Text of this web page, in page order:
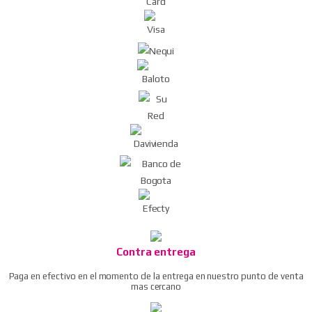
Pistola de aire dg-10 compresor/soplador del
Ratchet neumático / llave de trinquete de aire
Remachadora neumática
Taladro reversible neumático 3/8″
Contra entrega
Paga en efectivo en el momento de la entrega en nuestro punto de venta
mas cercano